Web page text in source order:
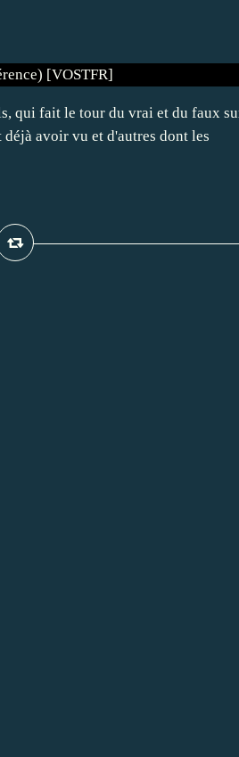
qui fait le tour du vrai et du faux
avoir vu et d'autres dont les